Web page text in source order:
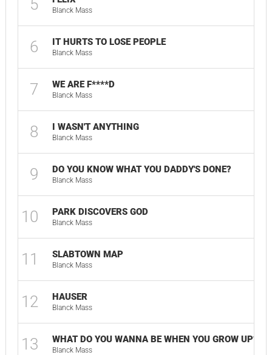
5 Blanck Mass
6 IT HURTS TO LOSE PEOPLE
Blanck Mass
7 WE ARE F****D
Blanck Mass
8 I WASN'T ANYTHING
Blanck Mass
9 DO YOU KNOW WHAT YOU DADDY'S DONE?
Blanck Mass
10 PARK DISCOVERS GOD
Blanck Mass
11 SLABTOWN MAP
Blanck Mass
12 HAUSER
Blanck Mass
13 WHAT DO YOU WANNA BE WHEN YOU GROW UP?
Blanck Mass